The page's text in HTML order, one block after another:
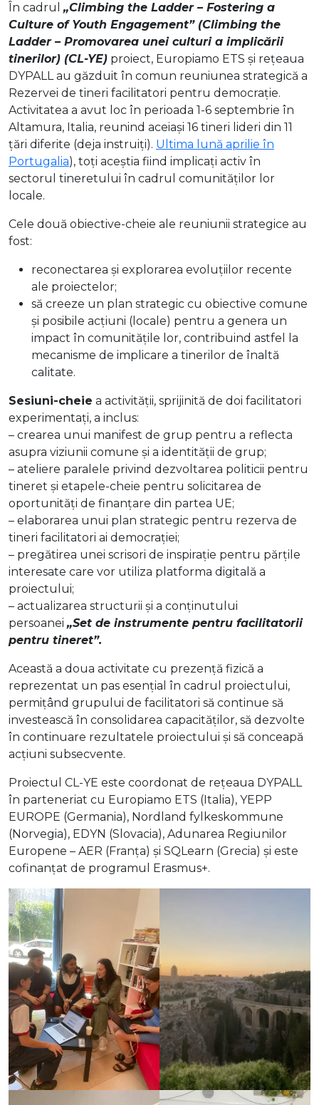
În cadrul „Climbing the Ladder – Fostering a
Culture of Youth Engagement” (Climbing the
Ladder – Promovarea unei culturi a implicării
tinerilor) (CL-YE) proiect, Europiamo ETS și rețeaua
DYPALL au găzduit în comun reuniunea strategică a
Rezervei de tineri facilitatori pentru democrație.
Activitatea a avut loc în perioada 1-6 septembrie în
Altamura, Italia, reunind aceiași 16 tineri lideri din 11
țări diferite (deja instruiți). Ultima lună aprilie în
Portugalia), toți aceștia fiind implicați activ în
sectorul tineretului în cadrul comunităților lor
locale.
Cele două obiective-cheie ale reuniunii strategice au
fost:
reconectarea și explorarea evoluțiilor recente
ale proiectelor;
să creeze un plan strategic cu obiective comune
și posibile acțiuni (locale) pentru a genera un
impact în comunitățile lor, contribuind astfel la
mecanisme de implicare a tinerilor de înaltă
calitate.
Sesiuni-cheie a activității, sprijinită de doi facilitatori
experimentați, a inclus:
– crearea unui manifest de grup pentru a reflecta
asupra viziunii comune și a identității de grup;
– ateliere paralele privind dezvoltarea politicii pentru
tineret și etapele-cheie pentru solicitarea de
oportunități de finanțare din partea UE;
– elaborarea unui plan strategic pentru rezerva de
tineri facilitatori ai democrației;
– pregătirea unei scrisori de inspirație pentru părțile
interesate care vor utiliza platforma digitală a
proiectului;
– actualizarea structurii și a conținutului
persoanei „Set de instrumente pentru facilitatorii
pentru tineret”.
Această a doua activitate cu prezență fizică a
reprezentat un pas esențial în cadrul proiectului,
permițând grupului de facilitatori să continue să
investească în consolidarea capacităților, să dezvolte
în continuare rezultatele proiectului și să conceapă
acțiuni subsecvente.
Proiectul CL-YE este coordonat de rețeaua DYPALL
în parteneriat cu Europiamo ETS (Italia), YEPP
EUROPE (Germania), Nordland fylkeskommune
(Norvegia), EDYN (Slovacia), Adunarea Regiunilor
Europene – AER (Franța) și SQLearn (Grecia) și este
cofinanțat de programul Erasmus+.